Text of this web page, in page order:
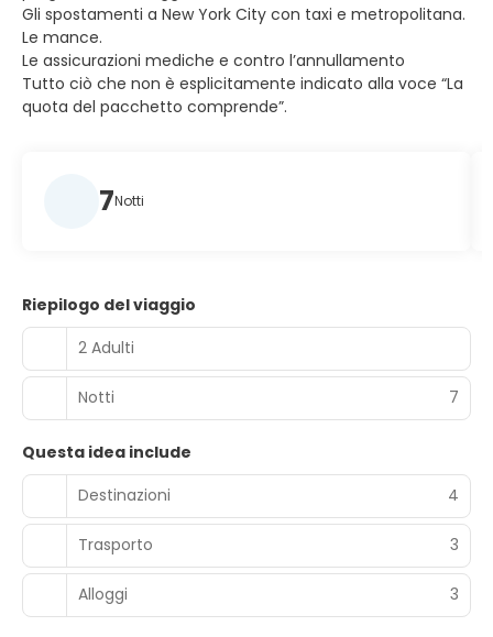
Gli spostamenti a New York City con taxi e metropolitana.
Le mance.
Le assicurazioni mediche e contro l’annullamento
Tutto ciò che non è esplicitamente indicato alla voce “La
quota del pacchetto comprende”.
7Notti
Riepilogo del viaggio
2 Adulti
Notti 7
Questa idea include
Destinazioni
4
Trasporto 3
Alloggi 3